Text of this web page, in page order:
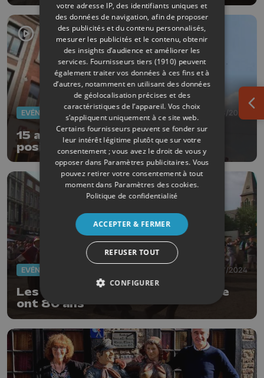
EVÈNEMENTS 16/08/2024
15 août en Outremeuse : un bilan
positif
EVÈNEMENTS 10/07/2024
Les festivités du 14 juillet à Liège
ont 80 ans
votre adresse IP, des identifiants uniques et
des données de navigation, afin de proposer
des publicités et du contenu personnalisés,
mesurer les publicités et le contenu, obtenir
des insights d’audience et améliorer les
services. Fournisseurs tiers (1910) peuvent
également traiter vos données à ces fins et à
d’autres, notamment en utilisant des données
de géolocalisation précises et des
caractéristiques de l’appareil. Vos choix
s’appliquent uniquement à ce site web.
Certains fournisseurs peuvent se fonder sur
leur intérêt légitime plutôt que sur votre
consentement ; vous avez le droit de vous y
opposer dans Paramètres publicitaires. Vous
pouvez retirer votre consentement à tout
moment dans Paramètres des cookies.
Politique de confidentialité
ACCEPTER & FERMER
REFUSER TOUT
CONFIGURER